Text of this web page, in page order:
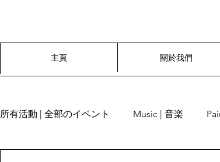
主頁 關於我們
所有活動 | 全部のイベント Music | 音楽